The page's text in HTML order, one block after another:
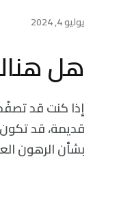
يوليو 4, 2024
هل
إذا كنت قد
قديمة، قد
بشأن الرهون